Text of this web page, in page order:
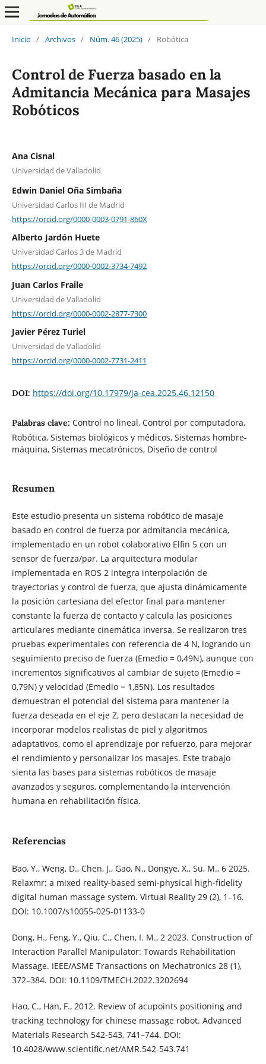
Inicio / Archivos / Núm. 46 (2025) / Robótica
Control de Fuerza basado en la
Admitancia Mecánica para Masajes
Robóticos
Ana Cisnal
Universidad de Valladolid
Edwin Daniel Oña Simbaña
Universidad Carlos III de Madrid
https://orcid.org/0000-0003-0791-860X
Alberto Jardón Huete
Universidad Carlos 3 de Madrid
https://orcid.org/0000-0002-3734-7492
Juan Carlos Fraile
Universidad de Valladolid
https://orcid.org/0000-0002-2877-7300
Javier Pérez Turiel
Universidad de Valladolid
https://orcid.org/0000-0002-7731-2411
DOI: https://doi.org/10.17979/ja-cea.2025.46.12150
Palabras clave: Control no lineal, Control por computadora,
Robótica, Sistemas biológicos y médicos, Sistemas hombre-
máquina, Sistemas mecatrónicos, Diseño de control
Resumen
Este estudio presenta un sistema robótico de masaje
basado en control de fuerza por admitancia mecánica,
implementado en un robot colaborativo Elfin 5 con un
sensor de fuerza/par. La arquitectura modular
implementada en ROS 2 integra interpolación de
trayectorias y control de fuerza, que ajusta dinámicamente
la posición cartesiana del efector final para mantener
constante la fuerza de contacto y calcula las posiciones
articulares mediante cinemática inversa. Se realizaron tres
pruebas experimentales con referencia de 4 N, logrando un
seguimiento preciso de fuerza (Emedio = 0,49N), aunque con
incrementos significativos al cambiar de sujeto (Emedio =
0,79N) y velocidad (Emedio = 1,85N). Los resultados
demuestran el potencial del sistema para mantener la
fuerza deseada en el eje Z, pero destacan la necesidad de
incorporar modelos realistas de piel y algoritmos
adaptativos, como el aprendizaje por refuerzo, para mejorar
el rendimiento y personalizar los masajes. Este trabajo
sienta las bases para sistemas robóticos de masaje
avanzados y seguros, complementando la intervención
humana en rehabilitación física.
Referencias
Bao, Y., Weng, D., Chen, J., Gao, N., Dongye, X., Su, M., 6 2025.
Relaxmr: a mixed reality-based semi-physical high-fidelity
digital human massage system. Virtual Reality 29 (2), 1–16.
DOI: 10.1007/s10055-025-01133-0
Dong, H., Feng, Y., Qiu, C., Chen, I. M., 2 2023. Construction of
Interaction Parallel Manipulator: Towards Rehabilitation
Massage. IEEE/ASME Transactions on Mechatronics 28 (1),
372–384. DOI: 10.1109/TMECH.2022.3202694
Hao, C., Han, F., 2012. Review of acupoints positioning and
tracking technology for chinese massage robot. Advanced
Materials Research 542-543, 741–744. DOI:
10.4028/www.scientific.net/AMR.542-543.741